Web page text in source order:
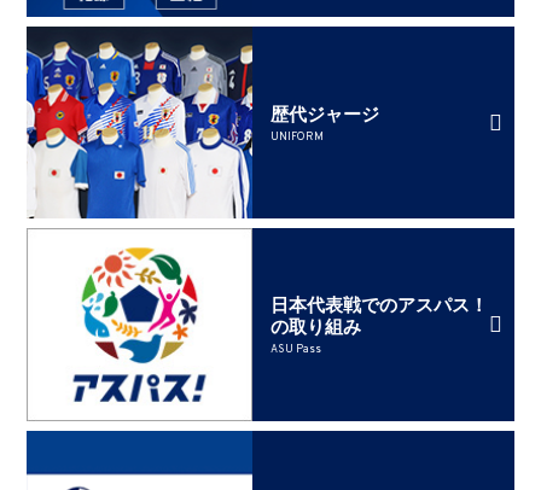
歴代ジャージ
UNIFORM
日本代表戦でのアスパス！
の取り組み
ASU Pass